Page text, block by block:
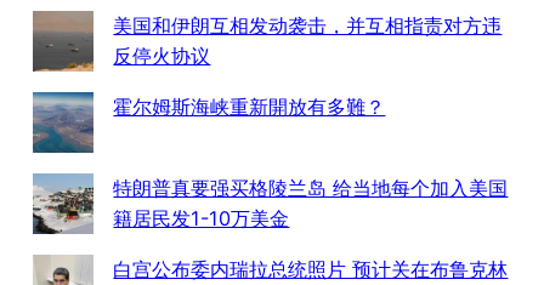
美国和伊朗互相发动袭击，并互相指责对方违
反停火协议
霍尔姆斯海峡重新開放有多難？
特朗普真要强买格陵兰岛 给当地每个加入美国
籍居民发1-10万美金
白宫公布委内瑞拉总统照片 预计关在布鲁克林